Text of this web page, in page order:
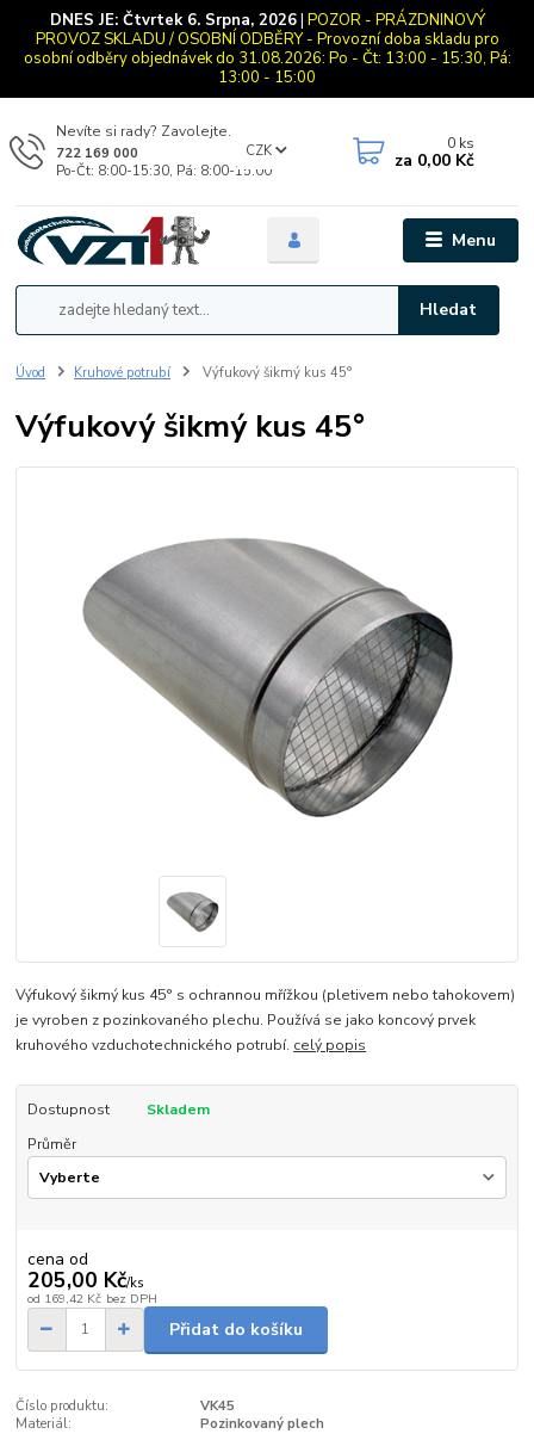
DNES JE: Čtvrtek 6. Srpna, 2026| POZOR - PRÁZDNINOVÝ
PROVOZ SKLADU / OSOBNÍ ODBĚRY - Provozní doba skladu pro
osobní odběry objednávek do 31.08.2026: Po - Čt: 13:00 - 15:30, Pá:
13:00 - 15:00
Menu
CZK
Hledat
Nevíte si rady? Zavolejte.
722 169 000
Po-Čt: 8:00-15:30, Pá: 8:00-15:00
0 ks
za 0,00 Kč
Úvod Kruhové potrubí Výfukový šikmý kus 45°
Výfukový šikmý kus 45°
Výfukový šikmý kus 45° s ochrannou mřížkou (pletivem nebo tahokovem)
je vyroben z pozinkovaného plechu. Používá se jako koncový prvek
kruhového vzduchotechnického potrubí. celý popis
Dostupnost
Skladem
Průměr
cena od
205,00 Kč/ks
od 169,42 Kč bez DPH
Přidat do košíku
Číslo produktu:
VK45
Materiál:
Pozinkovaný plech